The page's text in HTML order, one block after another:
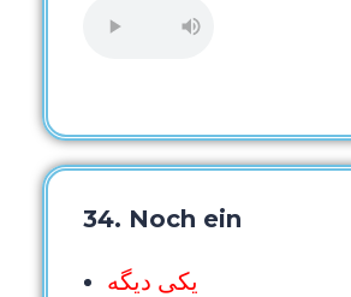
34. Noch ein
یکی دیگه